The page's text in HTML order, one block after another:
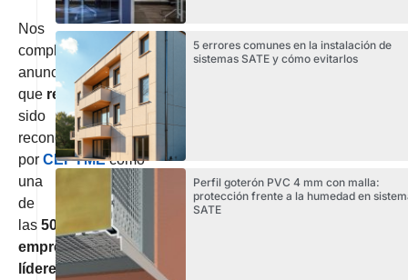
Nos
complace
anunciar
que regarsaha
sido
reconocida
por CEPYMEcomo
una
de
las 500
empresas
líderes
5 errores comunes en la instalación de
sistemas SATE y cómo evitarlos
Perfil goterón PVC 4 mm con malla:
protección frente a la humedad en
SATE